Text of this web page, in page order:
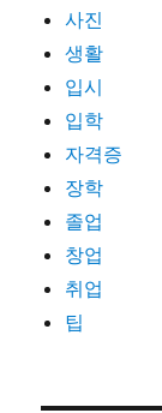
사진
생활
입시
입학
자격증
장학
졸업
창업
취업
팁